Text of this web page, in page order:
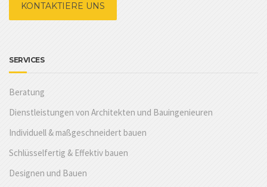
KONTAKTIERE UNS
SERVICES
Beratung
Dienstleistungen von Architekten und Bauingenieuren
Individuell & maßgeschneidert bauen
Schlüsselfertig & Effektiv bauen
Designen und Bauen